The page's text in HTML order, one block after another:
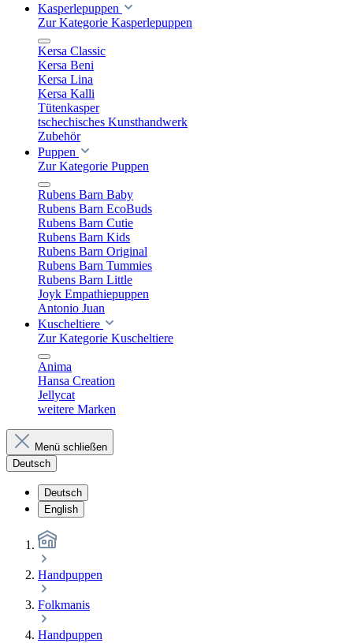
Kasperlepuppen
Zur Kategorie Kasperlepuppen
Kersa Classic
Kersa Beni
Kersa Lina
Kersa Kalli
Tütenkasper
tschechisches Kunsthandwerk
Zubehör
Puppen
Zur Kategorie Puppen
Rubens Barn Baby
Rubens Barn EcoBuds
Rubens Barn Cutie
Rubens Barn Kids
Rubens Barn Original
Rubens Barn Tummies
Rubens Barn Little
Joyk Empathiepuppen
Antonio Juan
Kuscheltiere
Zur Kategorie Kuscheltiere
Anima
Hansa Creation
Jellycat
weitere Marken
Menü schließen
Deutsch
Deutsch
English
Handpuppen
Folkmanis
Handpuppen